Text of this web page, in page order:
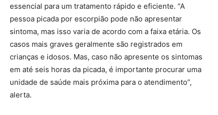
essencial para um tratamento rápido e eficiente. “A
pessoa picada por escorpião pode não apresentar
sintoma, mas isso varia de acordo com a faixa etária. Os
casos mais graves geralmente são registrados em
crianças e idosos. Mas, caso não apresente os sintomas
em até seis horas da picada, é importante procurar uma
unidade de saúde mais próxima para o atendimento”,
alerta.